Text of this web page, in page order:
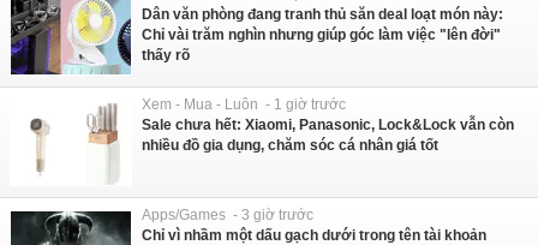
Dân văn phòng đang tranh thủ săn deal loạt món này:
Chỉ vài trăm nghìn nhưng giúp góc làm việc "lên đời"
thấy rõ
Xem - Mua - Luôn - 1 giờ trước
Sale chưa hết: Xiaomi, Panasonic, Lock&Lock vẫn còn
nhiều đồ gia dụng, chăm sóc cá nhân giá tốt
Apps/Games - 3 giờ trước
Chỉ vì nhầm một dấu gạch dưới trong tên tài khoản